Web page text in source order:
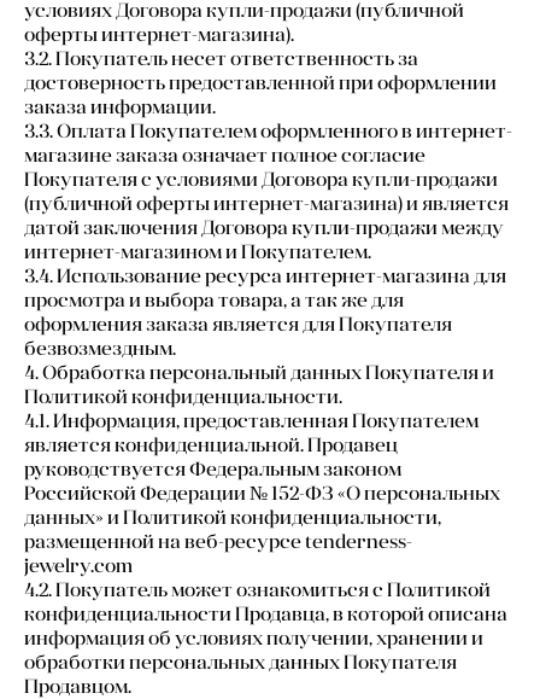
условиях Договора купли-продажи (публичной
оферты интернет-магазина).
3.2. Покупатель несет ответственность за
достоверность предоставленной при оформлении
заказа информации.
3.3. Оплата Покупателем оформленного в интернет-
магазине заказа означает полное согласие
Покупателя с условиями Договора купли-продажи
(публичной оферты интернет-магазина) и является
датой заключения Договора купли-продажи между
интернет-магазином и Покупателем.
3.4. Использование ресурса интернет-магазина для
просмотра и выбора товара, а так же для
оформления заказа является для Покупателя
безвозмездным.
4. Обработка персональный данных Покупателя и
Политикой конфиденциальности.
4.1. Информация, предоставленная Покупателем
является конфиденциальной. Продавец
руководствуется Федеральным законом
Российской Федерации № 152-ФЗ «О персональных
данных» и Политикой конфиденциальности,
размещенной на веб-ресурсе tenderness-
jewelry.com
4.2. Покупатель может ознакомиться с Политикой
конфиденциальности Продавца, в которой описана
информация об условиях получении, хранении и
обработки персональных данных Покупателя
Продавцом.